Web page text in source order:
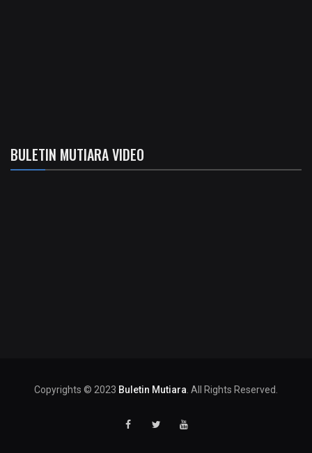
BULETIN MUTIARA VIDEO
Copyrights © 2023 Buletin Mutiara . All Rights Reserved.